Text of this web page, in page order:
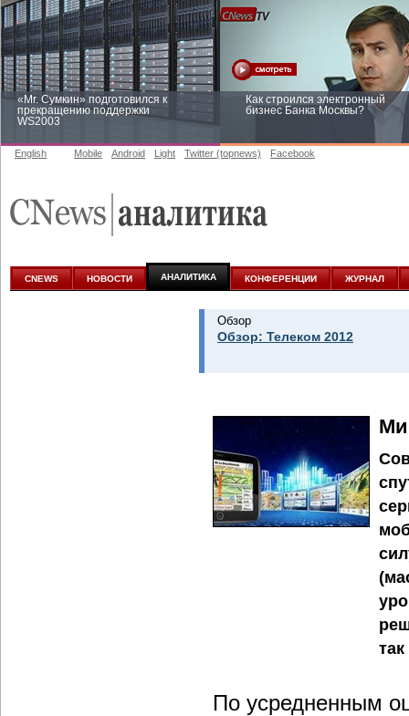
«Mr. Сумкин» подготовился к
прекращению поддержки
WS2003
Как строился электронный
бизнес Банка Москвы?
аналитике
English Mobile Android Light Twitter (topnews) Facebook
CNEWS НОВОСТИ АНАЛИТИКА КОНФЕРЕНЦИИ ЖУРНАЛ
Обзор
Обзор: Телеком 2012
По усредненным